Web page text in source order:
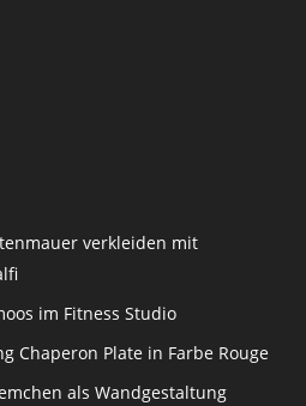
verkleiden mit
im Fitness Studio
Chaperon Plate in Farbe Rouge
als Wandgestaltung